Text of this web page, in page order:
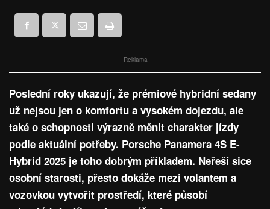
Reklama
Poslední roky ukazují, že prémiové hybridní sedany
už nejsou jen o komfortu a vysokém dojezdu, ale
také o schopnosti výrazně měnit charakter jízdy
podle aktuální potřeby. Porsche Panamera 4S E-
Hybrid 2025 je toho dobrým příkladem. Neřeší sice
osobní starosti, přesto dokáže mezi volantem a
vozovkou vytvořit prostředí, které působí